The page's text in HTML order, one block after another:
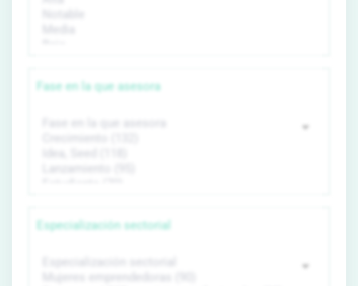
Fase en la que asesora
Especialización sectorial